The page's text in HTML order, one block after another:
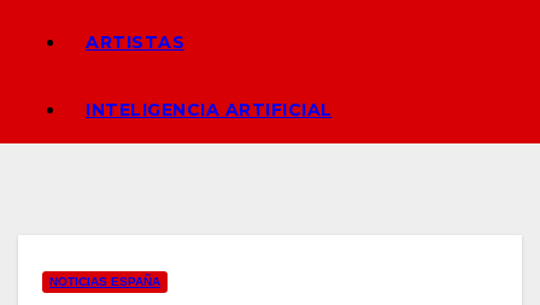
ARTISTAS
INTELIGENCIA ARTIFICIAL
NOTICIAS ESPAÑA